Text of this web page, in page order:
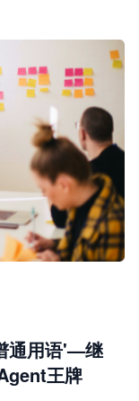
通用语'—继
王牌